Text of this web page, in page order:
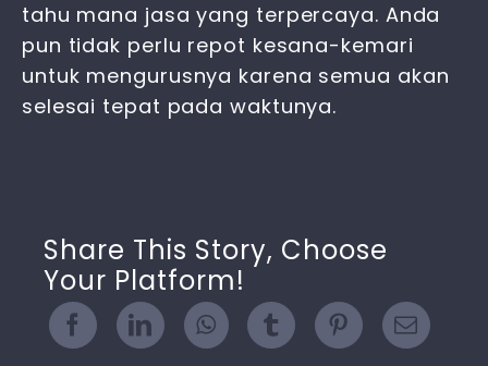
tahu mana jasa yang terpercaya. Anda
pun tidak perlu repot kesana-kemari
untuk mengurusnya karena semua akan
selesai tepat pada waktunya.
Share This Story, Choose
Your Platform!